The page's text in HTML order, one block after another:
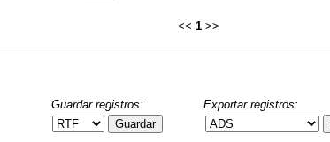
<< 1 >>
Guardar registros:
Guardar
Exportar registros: